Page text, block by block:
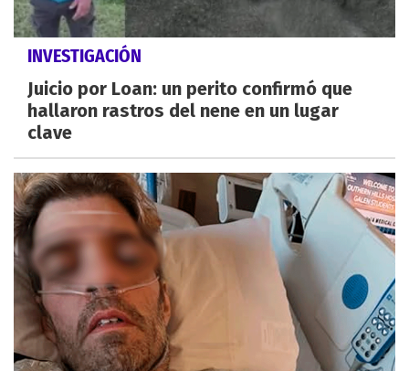
INVESTIGACIÓN
Juicio por Loan: un perito confirmó que
hallaron rastros del nene en un lugar
clave